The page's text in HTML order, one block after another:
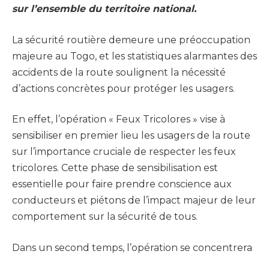
sur l’ensemble du territoire national.
La sécurité routière demeure une préoccupation
majeure au Togo, et les statistiques alarmantes des
accidents de la route soulignent la nécessité
d’actions concrètes pour protéger les usagers.
En effet, l’opération « Feux Tricolores » vise à
sensibiliser en premier lieu les usagers de la route
sur l’importance cruciale de respecter les feux
tricolores. Cette phase de sensibilisation est
essentielle pour faire prendre conscience aux
conducteurs et piétons de l’impact majeur de leur
comportement sur la sécurité de tous.
Dans un second temps, l’opération se concentrera